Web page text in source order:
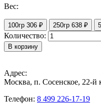
Вес:
100гр 306 ₽ 250гр 638 ₽
Количество:
В корзину
Адрес:
Москва, п. Сосенское, 22-й
Телефон: 8 499 226-17-19